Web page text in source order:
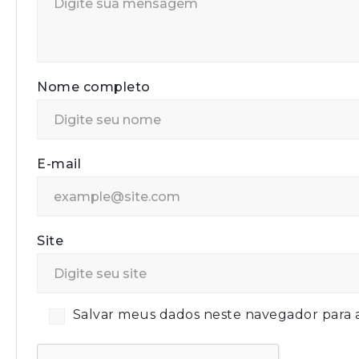
Nome completo
E-mail
Site
Salvar meus dados neste navegador